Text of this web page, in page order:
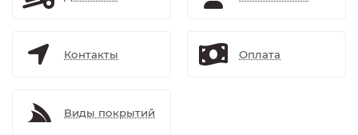
Контакты Оплата
Виды покрытий